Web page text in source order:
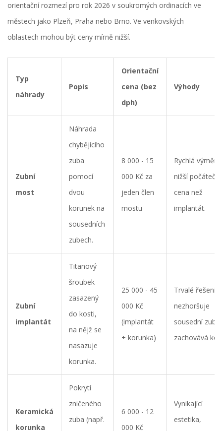
orientační rozmezí pro rok 2026 v soukromých ordinacích ve
městech jako Plzeň, Praha nebo Brno. Ve venkovských
oblastech mohou být ceny mírně nižší.
Typ
náhrady
Popis
Orientační
cena (bez
dph)
Výhody
Zubní
most
Náhrada
chybějícího
zuba
pomocí
dvou
korunek na
sousedních
zubech.
8 000 - 15
000 Kč za
jeden člen
mostu
Rychlá
nižší počáteční
cena než
implantát.
Zubní
implantát
Titanový
šroubek
zasazený
do kosti,
na nějž se
nasazuje
korunka.
25 000 - 45
000 Kč
(implantát
+ korunka)
Trvalé řešení,
nezhoršuje
sousední zuby,
zachovává
Keramická
korunka
Pokrytí
zničeného
zuba (např.
6 000 - 12
000 Kč
Vynikající
estetika,